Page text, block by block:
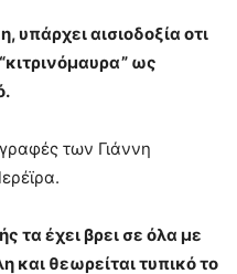
αισιοδοξία οτι
ως
των Γιάννη
τα έχει βρει σε όλα με
και θεωρείται τυπικό το